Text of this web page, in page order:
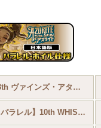
13th ヴァインズ・アタック！
【パラレル】10th WHISPERS IN THE WELL